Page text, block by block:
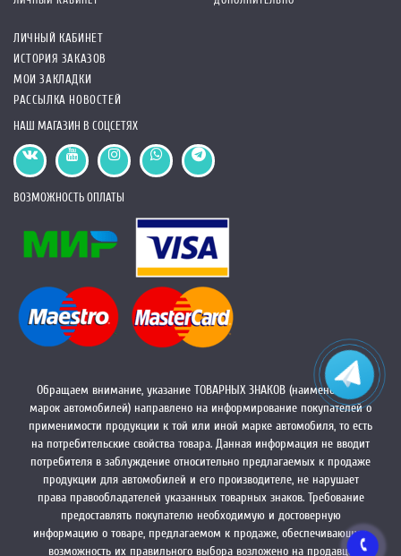
ЛИЧНЫЙ КАБИНЕТ
ИСТОРИЯ ЗАКАЗОВ
МОИ ЗАКЛАДКИ
РАССЫЛКА НОВОСТЕЙ
НАШ МАГАЗИН В СОЦСЕТЯХ
ВОЗМОЖНОСТЬ ОПЛАТЫ
Обращаем внимание, указание ТОВАРНЫХ ЗНАКОВ (наименований
марок автомобилей) направлено на информирование покупателей о
применимости продукции к той или иной марке автомобиля, то есть
на потребительские свойства товара. Данная информация не вводит
потребителя в заблуждение относительно предлагаемых к продаже
продукции для автомобилей и его производителе, не нарушает
права правообладателей указанных товарных знаков. Требование
предоставлять покупателю необходимую и достоверную
информацию о товаре, предлагаемом к продаже, обеспечивающую
возможность их правильного выбора возложено на продавца